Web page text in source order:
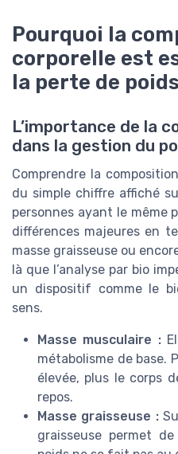
Pourquoi la
corporelle est
la perte de poids
L’importance de la
dans la gestion du
Comprendre la
du simple chiffre affiché
personnes ayant le même
différences majeures en
masse graisseuse ou
là que l’analyse par bio
un dispositif comme le
sens.
Masse musculaire :
métabolisme de base.
élevée, plus le corps
repos.
Masse graisseuse :
graisseuse permet